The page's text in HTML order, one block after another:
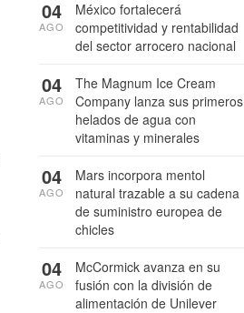
México fortalecerá
competitividad y rentabilidad
del sector arrocero nacional
04
AGO
The Magnum Ice Cream
Company lanza sus primeros
helados de agua con
vitaminas y minerales
04
AGO
Mars incorpora mentol
natural trazable a su cadena
de suministro europea de
chicles
04
AGO
McCormick avanza en su
fusión con la división de
alimentación de Unilever
04
AGO